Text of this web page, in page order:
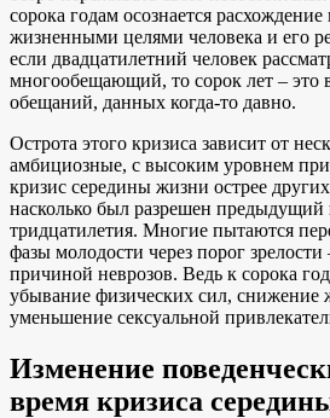
сорока годам осознается
жизненными целями человека и его
если двадцатилетний человек
многообещающий, то сорок лет – это
обещаний, данных когда-то давно.
Острота этого кризиса зависит от
амбициозные, с высоким уровнем
кризис середины жизни острее
насколько был разрешен предыдущий
тридцатилетия. Многие пытаются
фазы молодости через порог
причиной неврозов. Ведь к сорока
убывание физических сил, снижение
уменьшение сексуальной
Изменение
время кризиса